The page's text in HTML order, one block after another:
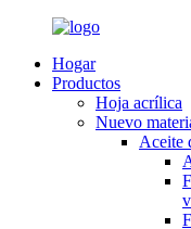
Hogar
Productos
Hoja acrílica
Nuevo
Aceite